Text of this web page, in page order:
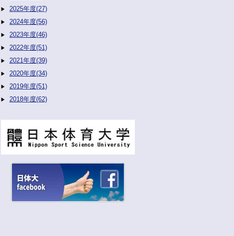
2025年度(27)
2024年度(56)
2023年度(46)
2022年度(51)
2021年度(39)
2020年度(34)
2019年度(51)
2018年度(62)